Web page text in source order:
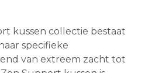
kussen collectie bestaat
specifieke
van extreem zacht tot